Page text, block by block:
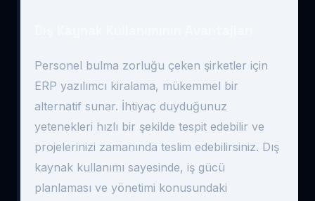
Personel bulma zorluğu çeken şirketler için
ERP yazılımcı kiralama, mükemmel bir
alternatif sunar. İhtiyaç duyduğunuz
yetenekleri hızlı bir şekilde tespit edebilir ve
projelerinizi zamanında teslim edebilirsiniz. Dış
kaynak kullanımı sayesinde, iş gücü
planlaması ve yönetimi konusundaki